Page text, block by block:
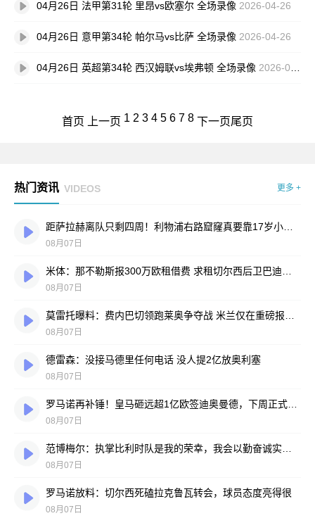
04月26日 法甲第31轮 里昂vs欧塞尔 全场录像 2026-04-26
04月26日 意甲第34轮 帕尔马vs比萨 全场录像 2026-04-26
04月26日 英超第34轮 西汉姆联vs埃弗顿 全场录像 2026-04-26
首页 上一页 1 2 3 4 5 6 7 8 下一页尾页
热门资讯 VIDEOS 更多 +
距萨拉赫离队只剩四周！利物浦右路窟窿真要靠17岁小将填？
08月07日
米体：那不勒斯报300万欧租借费 求租切尔西后卫巴迪亚西勒
08月07日
莫雷托曝料：费内巴切领跑莱奥争夺战 米兰仅在重磅报价时才会评估
08月07日
德雷森：没接马德里任何电话 没人提2亿放奥利塞
08月07日
罗马诺再补锤！皇马砸远超1亿欧签迪奥曼德，下周正式签约
08月07日
范博梅尔：执掌比利时队是我的荣幸，我会以勤奋诚实的劲头拼尽全力
08月07日
罗马诺放料：切尔西死磕拉克鲁瓦转会，球员态度亮得很
08月07日